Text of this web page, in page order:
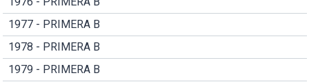
1977 - PRIMERA B
1978 - PRIMERA B
1979 - PRIMERA B